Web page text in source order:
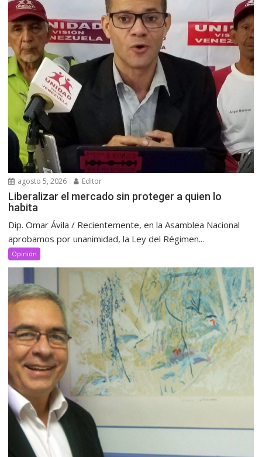
agosto 5, 2026 Editor
Liberalizar el mercado sin proteger a quien lo
habita
Dip. Omar Ávila / Recientemente, en la Asamblea Nacional
aprobamos por unanimidad, la Ley del Régimen...
Opinión